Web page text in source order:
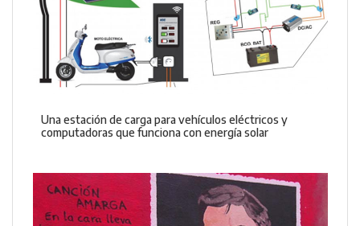
Una estación de carga para vehículos eléctricos y
computadoras que funciona con energía solar